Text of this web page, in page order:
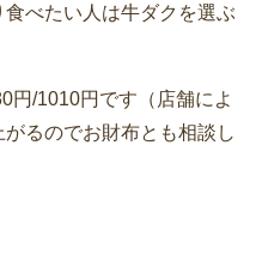
べたい人は牛ダクを選ぶ
円/1010円です（店舗によ
るのでお財布とも相談し